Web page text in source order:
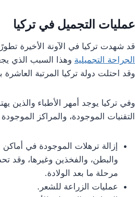
عمليات التجميل في تركيا
قد شهدت تركيا في الآونة الأخيرة
الجراحة التجميلية وهذا السبب الذي
وقد احتلت دولة تركيا المرتبة
وفي تركيا يوجد أمهر الأطباء والذين
التقنيات الموجودة، والمراكز
إزالة ترهلات الموجودة في
والبطن، والفخذين وغيرها، وقد
مرحلة ما بعد الولادة.
عمليات الزراعة للشعر.